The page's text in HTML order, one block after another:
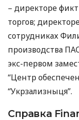
– директоре
торгов;
сотрудниках
производства
экс-первом
“Центр
“Укрзализныця”.
Справка